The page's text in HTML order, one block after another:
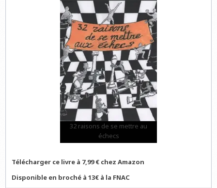
32 raisons de se mettre au
échecs
Télécharger ce livre à 7,99 € chez Amazon
Disponible en broché à 13€ à la FNAC